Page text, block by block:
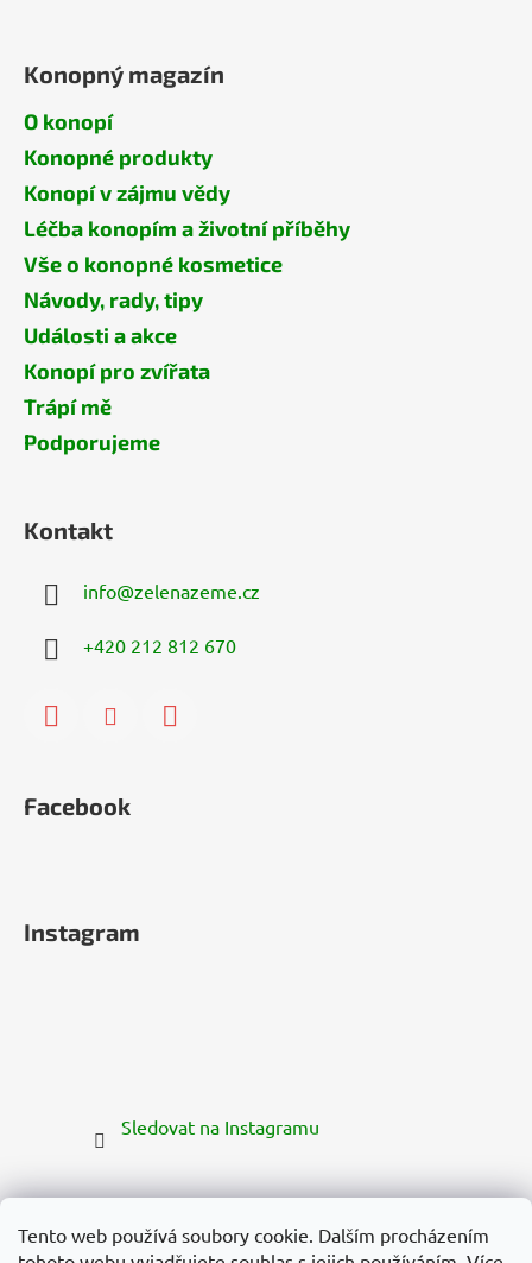
Tento web používá soubory cookie. Dalším procházením
Konopný magazín
O konopí
Konopné produkty
Konopí v zájmu vědy
Léčba konopím a životní příběhy
Vše o konopné kosmetice
Návody, rady, tipy
Události a akce
Konopí pro zvířata
Trápí mě
Podporujeme
Kontakt
info@zelenazeme.cz
+420 212 812 670
Facebook
Instagram
Sledovat na Instagramu